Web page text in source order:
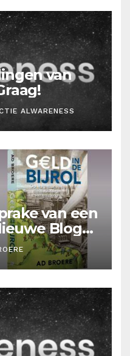
van
ALWARENESS
van een
Blog